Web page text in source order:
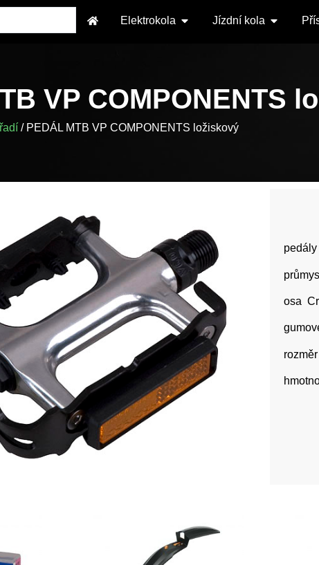
Elektrokola Jízdní kola
VP COMPONENTS
/ PEDÁL MTB VP COMPONENTS ložiskový
osa